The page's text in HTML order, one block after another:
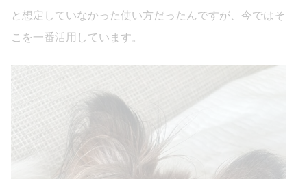
と想定していなかった使い方だったんですが、今ではそ
こを一番活用しています。